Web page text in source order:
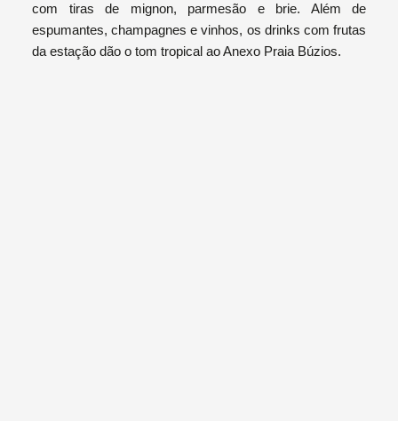
com tiras de mignon, parmesão e brie. Além de
espumantes, champagnes e vinhos, os drinks com frutas
da estação dão o tom tropical ao Anexo Praia Búzios.